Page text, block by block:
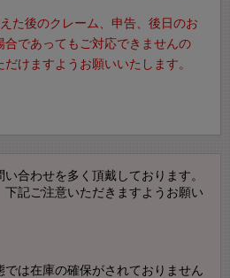
た後のクレーム、申告、後日のお
合であってもご対応できませんの
けますようお願いいたします。
合わせを多く頂戴しております。
記ご注意いただきますようお願い
では在庫の確保がされておりません